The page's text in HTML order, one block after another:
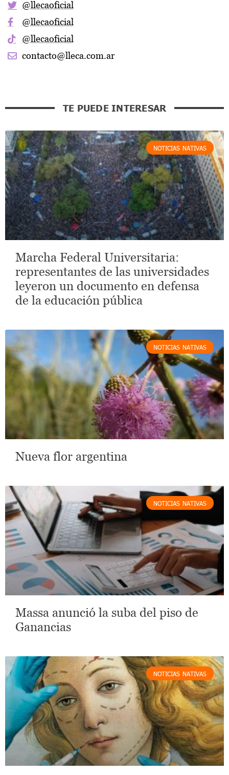
@llecaoficial
@llecaoficial
@llecaoficial
contacto@lleca.com.ar
TE PUEDE INTERESAR
NOTICIAS NATIVAS
Marcha Federal Universitaria:
representantes de las universidades
leyeron un documento en defensa
de la educación pública
NOTICIAS NATIVAS
Nueva flor argentina
NOTICIAS NATIVAS
Massa anunció la suba del piso de
Ganancias
NOTICIAS NATIVAS